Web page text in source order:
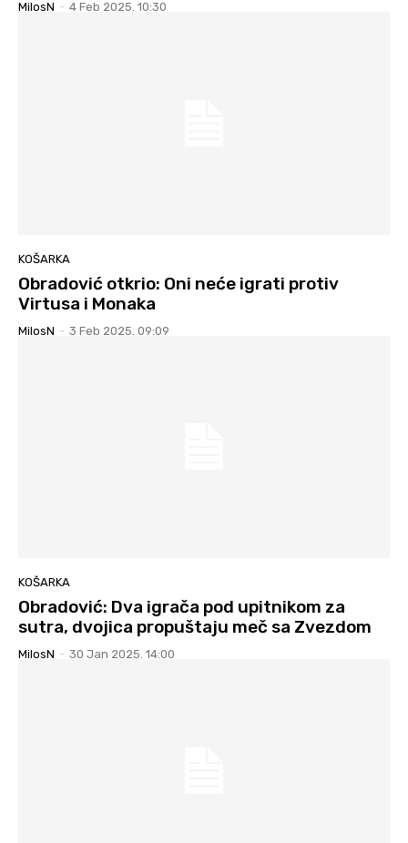
MilosN - 4 Feb 2025. 10:30
KOŠARKA
Obradović otkrio: Oni neće igrati protiv
Virtusa i Monaka
MilosN - 3 Feb 2025. 09:09
KOŠARKA
Obradović: Dva igrača pod upitnikom za
sutra, dvojica propuštaju meč sa Zvezdom
MilosN - 30 Jan 2025. 14:00